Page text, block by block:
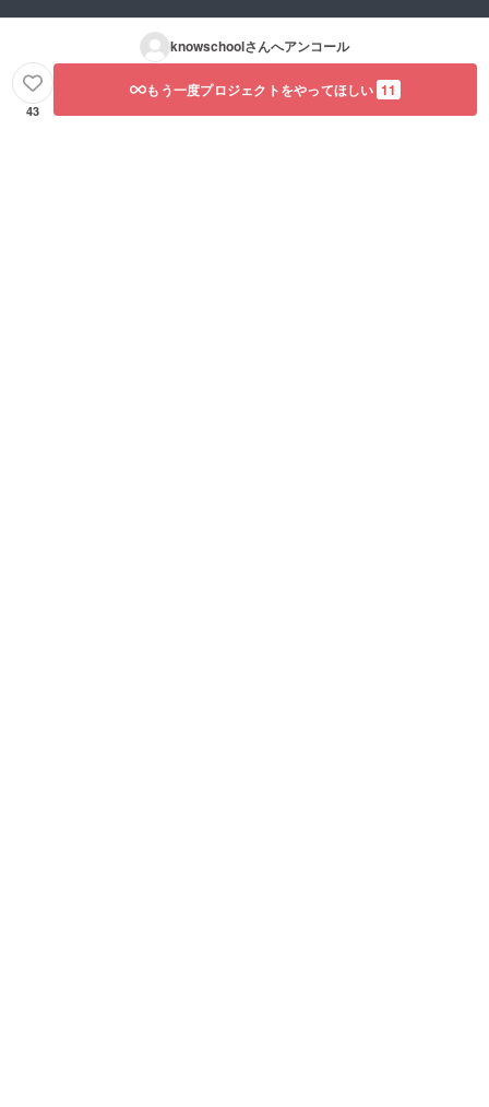
knowschoolさんへアンコール
43
もう一度プロジェクトをやってほしい 11